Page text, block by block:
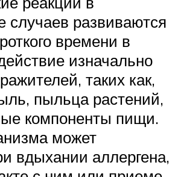
случаев развиваются
времени в
изначально
таких как,
пыльца растений,
компоненты пищи.
может
вдыхании аллергена,